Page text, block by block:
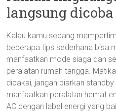
langsung dicoba
Kalau kamu sedang
beberapa tips sederhana bisa
manfaatkan mode siaga dan
peralatan rumah tangga.
dipakai, jangan biarkan
manfaatkan peralatan hemat
AC dengan label energi yang